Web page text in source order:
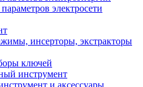
электросети
инсерторы, экстракторы
ключей
инструмент
и аксессуары